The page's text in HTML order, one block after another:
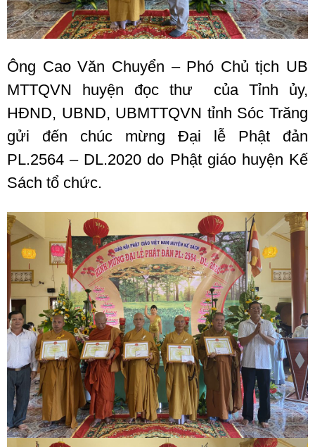
Ông Cao Văn Chuyển – Phó Chủ tịch UB
MTTQVN huyện đọc thư của Tỉnh ủy,
HĐND, UBND, UBMTTQVN tỉnh Sóc Trăng
gửi đến chúc mừng Đại lễ Phật đản
PL.2564 – DL.2020 do Phật giáo huyện Kế
Sách tổ chức.